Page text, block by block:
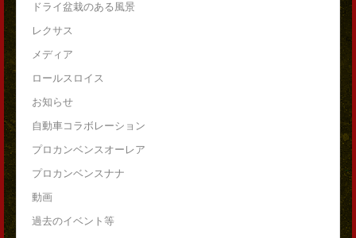
ドライ盆栽のある風景
レクサス
メディア
ロールスロイス
お知らせ
自動車コラボレーション
プロカンベンスオーレア
プロカンベンスナナ
動画
過去のイベント等